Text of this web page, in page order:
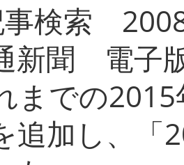
検索
新聞 電子
までの
追加し、「